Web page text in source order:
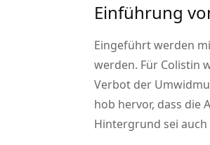
Einführung
Eingeführt werden
werden. Für Colistin
Verbot der
hob hervor, dass die
Hintergrund sei